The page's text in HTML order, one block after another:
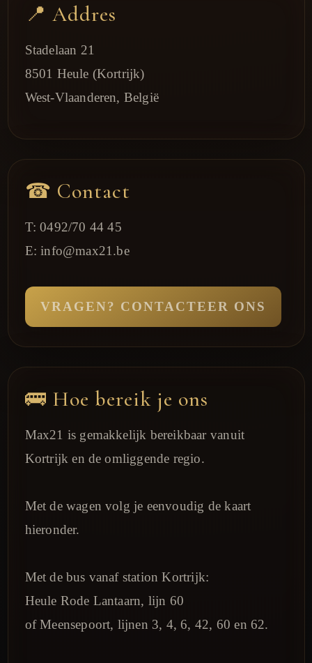
📍 Addres
Stadelaan 21
8501 Heule (Kortrijk)
West-Vlaanderen, België
☎ Contact
T:0492/70 44 45
E:info@max21.be
VRAGEN? CONTACTEER ONS
🚌 Hoe bereik je ons
Max21 is gemakkelijk bereikbaar vanuit
Kortrijk en de omliggende regio.
Met de wagen volg je eenvoudig de kaart
hieronder.
Met de bus vanaf station Kortrijk:
Heule Rode Lantaarn, lijn 60
of Meensepoort, lijnen 3, 4, 6, 42, 60 en 62.